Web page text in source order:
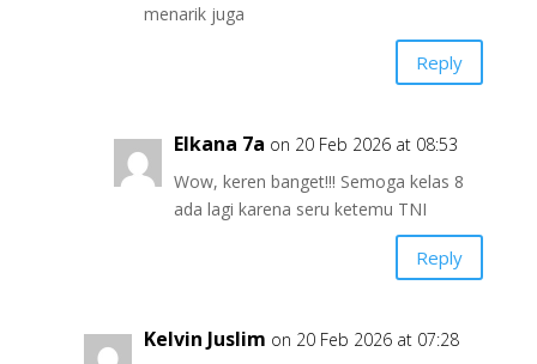
menarik juga
Reply
Elkana 7a on 20 Feb 2026 at 08:53
Wow, keren banget!!! Semoga kelas 8
ada lagi karena seru ketemu TNI
Reply
Kelvin Juslim on 20 Feb 2026 at 07:28